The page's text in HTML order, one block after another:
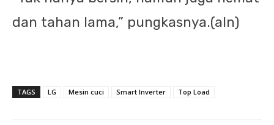
dan tahan lama,” pungkasnya.(aln)
TAGS LG Mesin cuci Smart Inverter Top Load